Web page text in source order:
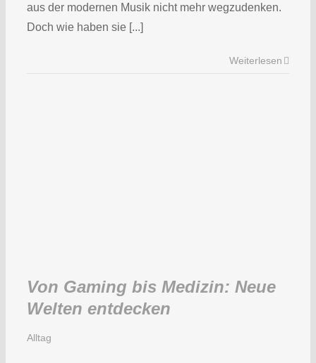
aus der modernen Musik nicht mehr wegzudenken.
Doch wie haben sie [...]
Weiterlesen
Von Gaming bis Medizin: Neue
Welten entdecken
Alltag